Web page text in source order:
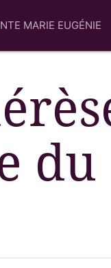
MARIE EUGÉNIE
du